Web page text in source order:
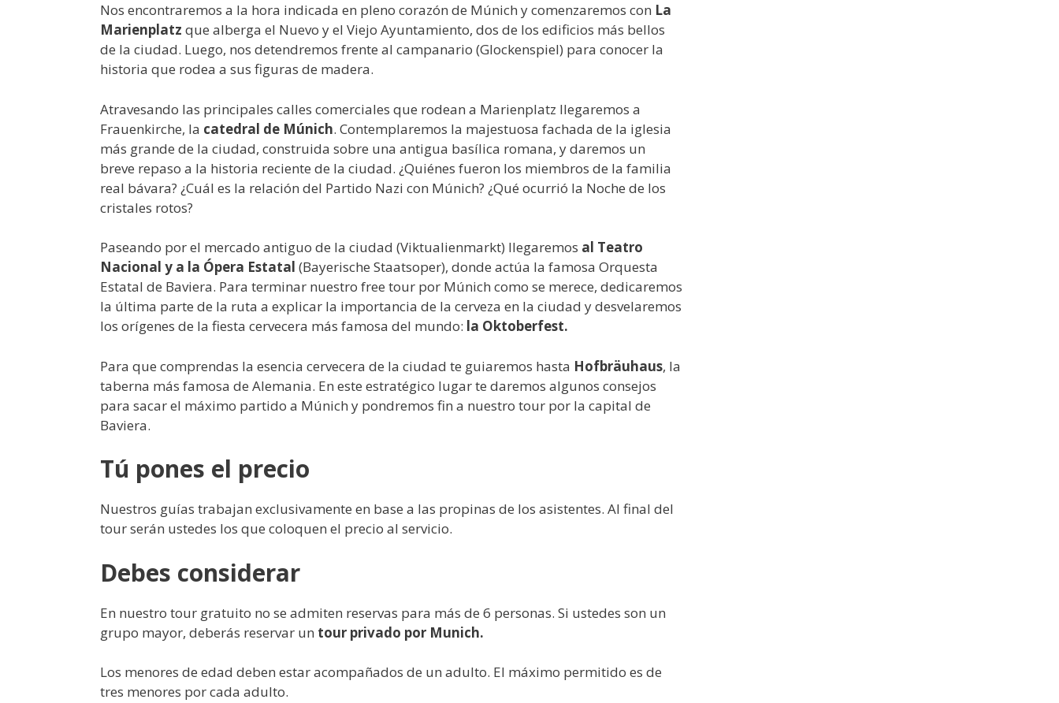
Nos encontraremos a la hora indicada en pleno corazón de Múnich y comenzaremos con La
Marienplatz que alberga el Nuevo y el Viejo Ayuntamiento, dos de los edificios más bellos
de la ciudad. Luego, nos detendremos frente al campanario (Glockenspiel) para conocer la
historia que rodea a sus figuras de madera.
Atravesando las principales calles comerciales que rodean a Marienplatz llegaremos a
Frauenkirche, la catedral de Múnich. Contemplaremos la majestuosa fachada de la iglesia
más grande de la ciudad, construida sobre una antigua basílica romana, y daremos un
breve repaso a la historia reciente de la ciudad. ¿Quiénes fueron los miembros de la familia
real bávara? ¿Cuál es la relación del Partido Nazi con Múnich? ¿Qué ocurrió la Noche de los
cristales rotos?
Paseando por el mercado antiguo de la ciudad (Viktualienmarkt) llegaremos al Teatro
Nacional y a la Ópera Estatal (Bayerische Staatsoper), donde actúa la famosa Orquesta
Estatal de Baviera. Para terminar nuestro free tour por Múnich como se merece, dedicaremos
la última parte de la ruta a explicar la importancia de la cerveza en la ciudad y desvelaremos
los orígenes de la fiesta cervecera más famosa del mundo: la Oktoberfest.
Para que comprendas la esencia cervecera de la ciudad te guiaremos hasta Hofbräuhaus, la
taberna más famosa de Alemania. En este estratégico lugar te daremos algunos consejos
para sacar el máximo partido a Múnich y pondremos fin a nuestro tour por la capital de
Baviera.
Tú pones el precio
Nuestros guías trabajan exclusivamente en base a las propinas de los asistentes. Al final del
tour serán ustedes los que coloquen el precio al servicio.
Debes considerar
En nuestro tour gratuito no se admiten reservas para más de 6 personas. Si ustedes son un
grupo mayor, deberás reservar un tour privado por Munich.
Los menores de edad deben estar acompañados de un adulto. El máximo permitido es de
tres menores por cada adulto.